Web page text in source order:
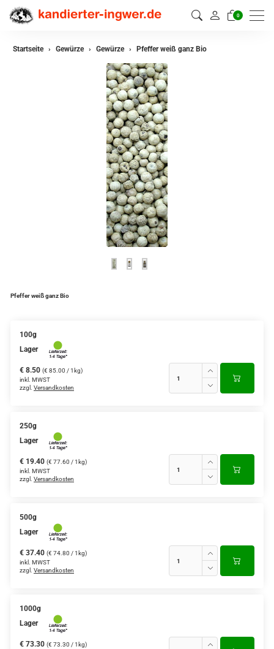
0
zurück
Startseite Gewürze Gewürze Pfeffer weiß ganz Bio
Pfeffer weiß ganz Bio
100g
Lager
€ 8.50 (€ 85.00 / 1kg)
inkl. MWST
zzgl. Versandkosten
250g
Lager
€ 19.40 (€ 77.60 / 1kg)
inkl. MWST
zzgl. Versandkosten
500g
Lager
€ 37.40 (€ 74.80 / 1kg)
inkl. MWST
zzgl. Versandkosten
1000g
Lager
€ 73.30 (€ 73.30 / 1kg)